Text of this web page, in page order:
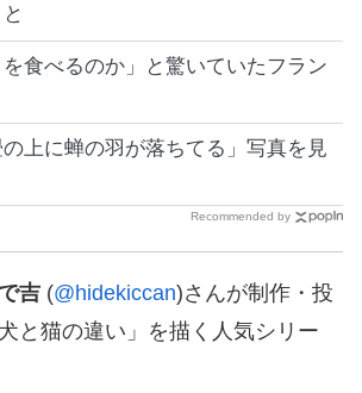
食べるのか」と驚いていたフラン
上に蝉の羽が落ちてる」写真を見
Recommended by
吉 (@hidekiccan)さんが制作・投
と猫の違い」を描く人気シリー